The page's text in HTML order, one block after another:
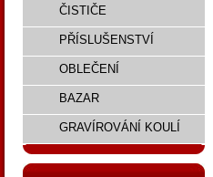
ČISTIČE
PŘÍSLUŠENSTVÍ
OBLEČENÍ
BAZAR
GRAVÍROVÁNÍ KOULÍ